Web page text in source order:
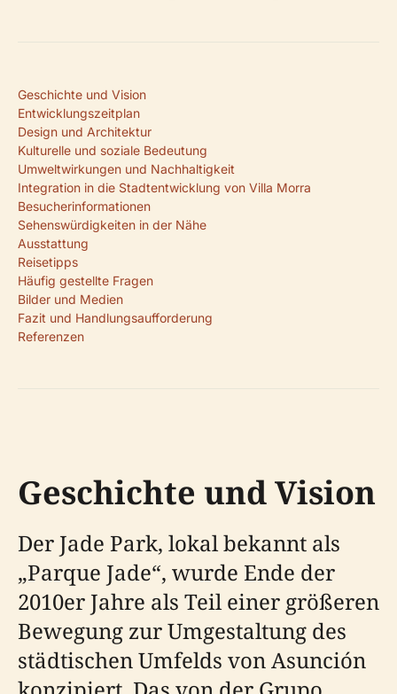
Geschichte und Vision
Entwicklungszeitplan
Design und Architektur
Kulturelle und soziale Bedeutung
Umweltwirkungen und Nachhaltigkeit
Integration in die Stadtentwicklung von Villa Morra
Besucherinformationen
Sehenswürdigkeiten in der Nähe
Ausstattung
Reisetipps
Häufig gestellte Fragen
Bilder und Medien
Fazit und Handlungsaufforderung
Referenzen
Geschichte und Vision
Der Jade Park, lokal bekannt als
„Parque Jade“, wurde Ende der
2010er Jahre als Teil einer größeren
Bewegung zur Umgestaltung des
städtischen Umfelds von Asunción